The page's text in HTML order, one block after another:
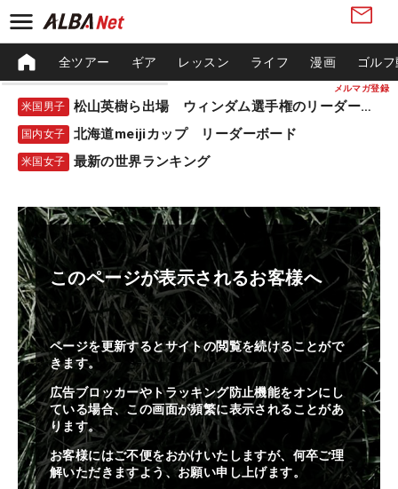
メルマガ登録
全ツアー ギア レッスン ライフ 漫画 ゴル
米国男子 松山英樹ら出場 ウィンダム選手権のリーダーボード
国内女子 北海道meijiカップ リーダーボード
米国女子 最新の世界ランキング
このページが表示されるお客様へ
ページを更新するとサイトの閲覧を続けることがで
きます。
広告ブロッカーやトラッキング防止機能をオンにし
ている場合、この画面が頻繁に表示されることがあ
ります。
お客様にはご不便をおかけいたしますが、何卒ご理
解いただきますよう、お願い申し上げます。